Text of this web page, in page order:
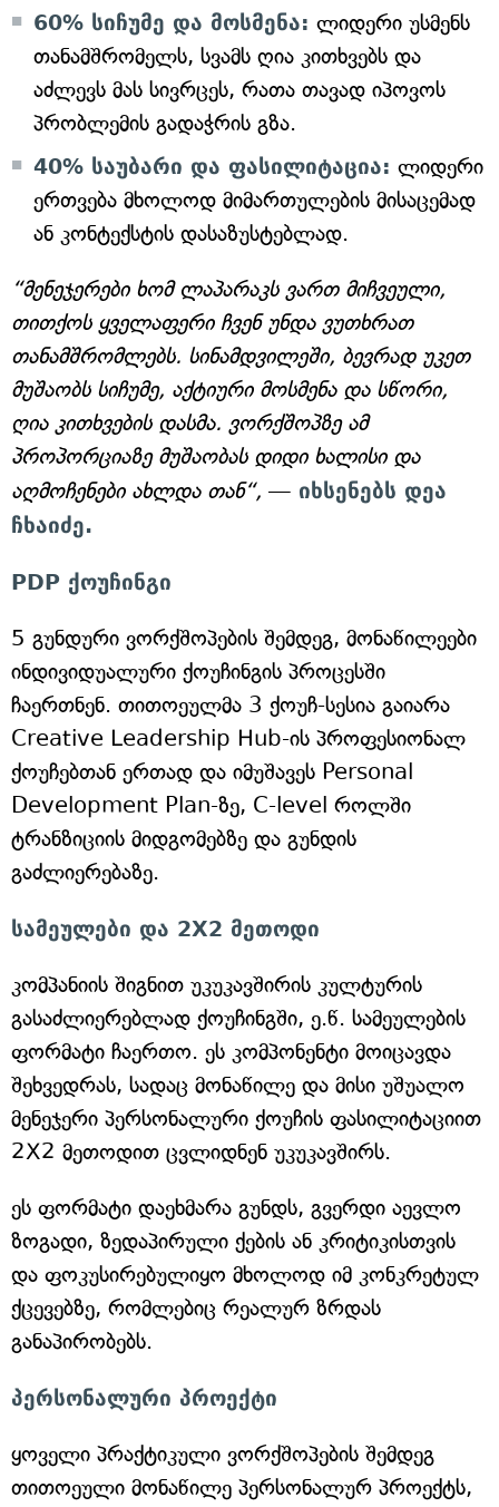
60% სიჩუმე და მოსმენა: ლიდერი უსმენს
თანამშრომელს, სვამს ღია კითხვებს და
აძლევს მას სივრცეს, რათა თავად იპოვოს
პრობლემის გადაჭრის გზა.
40% საუბარი და ფასილიტაცია: ლიდერი
ერთვება მხოლოდ მიმართულების მისაცემად
ან კონტექსტის დასაზუსტებლად.
“მენეჯერები ხომ ლაპარაკს ვართ მიჩვეული,
თითქოს ყველაფერი ჩვენ უნდა ვუთხრათ
თანამშრომლებს. სინამდვილეში, ბევრად უკეთ
მუშაობს სიჩუმე, აქტიური მოსმენა და სწორი,
ღია კითხვების დასმა. ვორქშოპზე ამ
პროპორციაზე მუშაობას დიდი ხალისი და
აღმოჩენები ახლდა თან“, — იხსენებს დეა
ჩხაიძე.
PDP ქოუჩინგი
5 გუნდური ვორქშოპების შემდეგ, მონაწილეები
ინდივიდუალური ქოუჩინგის პროცესში
ჩაერთნენ. თითოეულმა 3 ქოუჩ-სესია გაიარა
Creative Leadership Hub-ის პროფესიონალ
ქოუჩებთან ერთად და იმუშავეს Personal
Development Plan-ზე, C-level როლში
ტრანზიციის მიდგომებზე და გუნდის
გაძლიერებაზე.
სამეულები და 2X2 მეთოდი
კომპანიის შიგნით უკუკავშირის კულტურის
გასაძლიერებლად ქოუჩინგში, ე.წ. სამეულების
ფორმატი ჩაერთო. ეს კომპონენტი მოიცავდა
შეხვედრას, სადაც მონაწილე და მისი უშუალო
მენეჯერი პერსონალური ქოუჩის ფასილიტაციით
2X2 მეთოდით ცვლიდნენ უკუკავშირს.
ეს ფორმატი დაეხმარა გუნდს, გვერდი აევლო
ზოგადი, ზედაპირული ქების ან კრიტიკისთვის
და ფოკუსირებულიყო მხოლოდ იმ კონკრეტულ
ქცევებზე, რომლებიც რეალურ ზრდას
განაპირობებს.
პერსონალური პროექტი
ყოველი პრაქტიკული ვორქშოპების შემდეგ
თითოეული მონაწილე პერსონალურ პროექტს,